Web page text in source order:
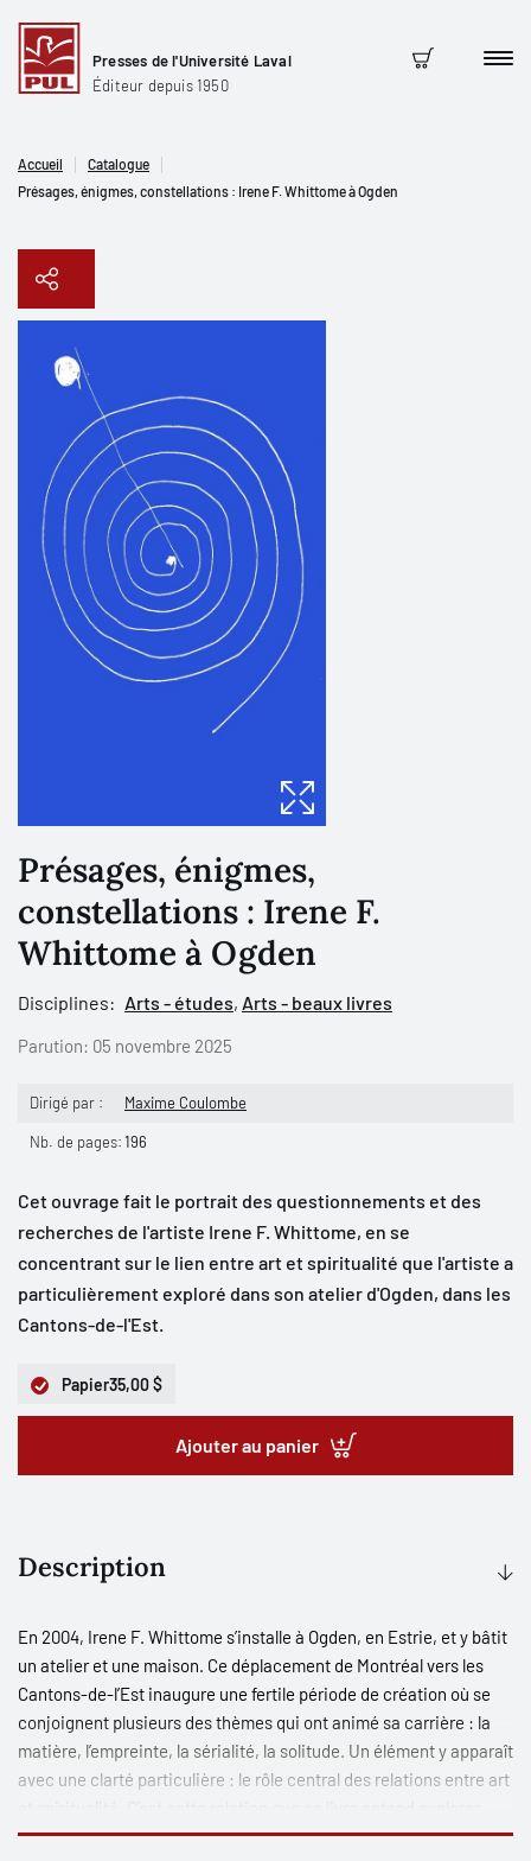
Presses de l'Université Laval
Éditeur depuis 1950
Panier
Accueil
Catalogue
Présages, énigmes, constellations : Irene F. Whittome à Ogden
Présages, énigmes,
constellations : Irene F.
Whittome à Ogden
Disciplines: Arts - études, Arts - beaux livres
Parution: 05 novembre 2025
Dirigé par : Maxime Coulombe
Nb. de pages:196
Cet ouvrage fait le portrait des questionnements et des
recherches de l'artiste Irene F. Whittome, en se
concentrant sur le lien entre art et spiritualité que l'artiste a
particulièrement exploré dans son atelier d'Ogden, dans les
Cantons-de-l'Est.
Papier35,00 $
Ajouter au panier
Description
En 2004, Irene F. Whittome s’installe à Ogden, en Estrie, et y bâtit
un atelier et une maison. Ce déplacement de Montréal vers les
Cantons-de-l’Est inaugure une fertile période de création où se
conjoignent plusieurs des thèmes qui ont animé sa carrière : la
matière, l’empreinte, la sérialité, la solitude. Un élément y apparaît
avec une clarté particulière : le rôle central des relations entre art
comblant ainsi un manque. En effet, aucune des nombreuses